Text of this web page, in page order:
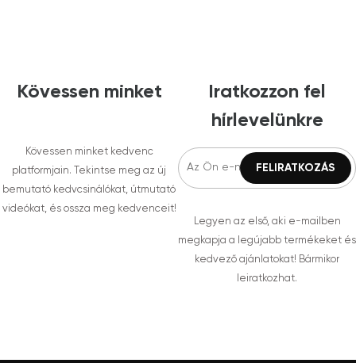
Kövessen minket
Kövessen minket kedvenc
platformjain. Tekintse meg az új
bemutató kedvcsinálókat, útmutató
videókat, és ossza meg kedvenceit!
Iratkozzon fel
hírlevelünkre
Legyen az első, aki e-mailben
megkapja a legújabb termékeket és
kedvező ajánlatokat! Bármikor
leiratkozhat.